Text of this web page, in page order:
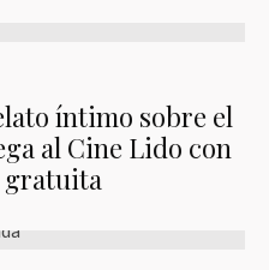
íntimo sobre el
al Cine Lido con
gratuita